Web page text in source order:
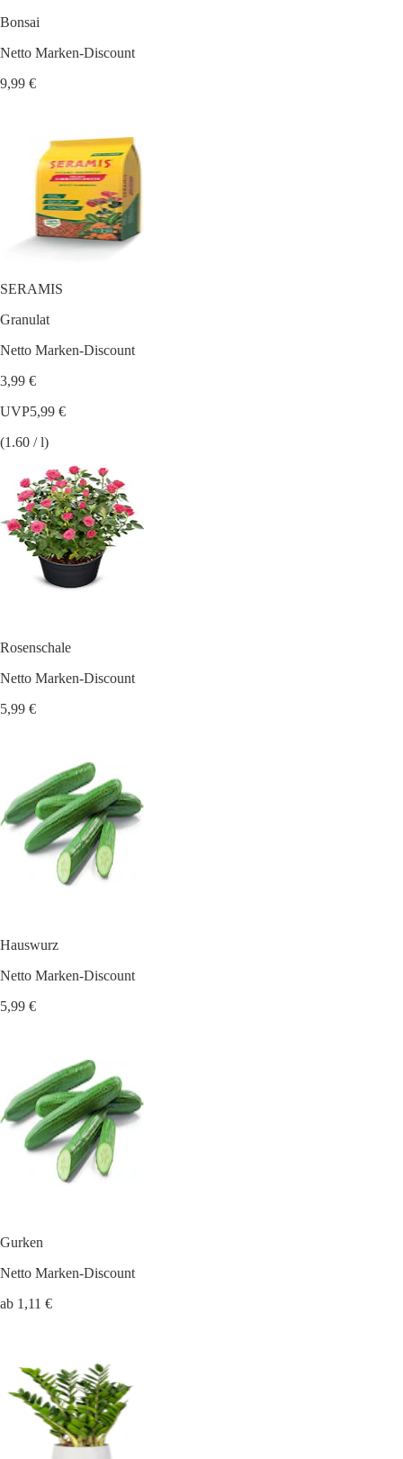
Bonsai
Netto Marken-Discount
9,99 €
SERAMIS
Granulat
Netto Marken-Discount
3,99 €
UVP5,99 €
(1.60 / l)
Rosenschale
Netto Marken-Discount
5,99 €
Hauswurz
Netto Marken-Discount
5,99 €
Gurken
Netto Marken-Discount
ab 1,11 €